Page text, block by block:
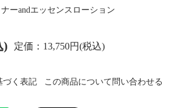
ーandエッセンスローション
) 定価：13,750円(税込)
づく表記 この商品について問い合わせる